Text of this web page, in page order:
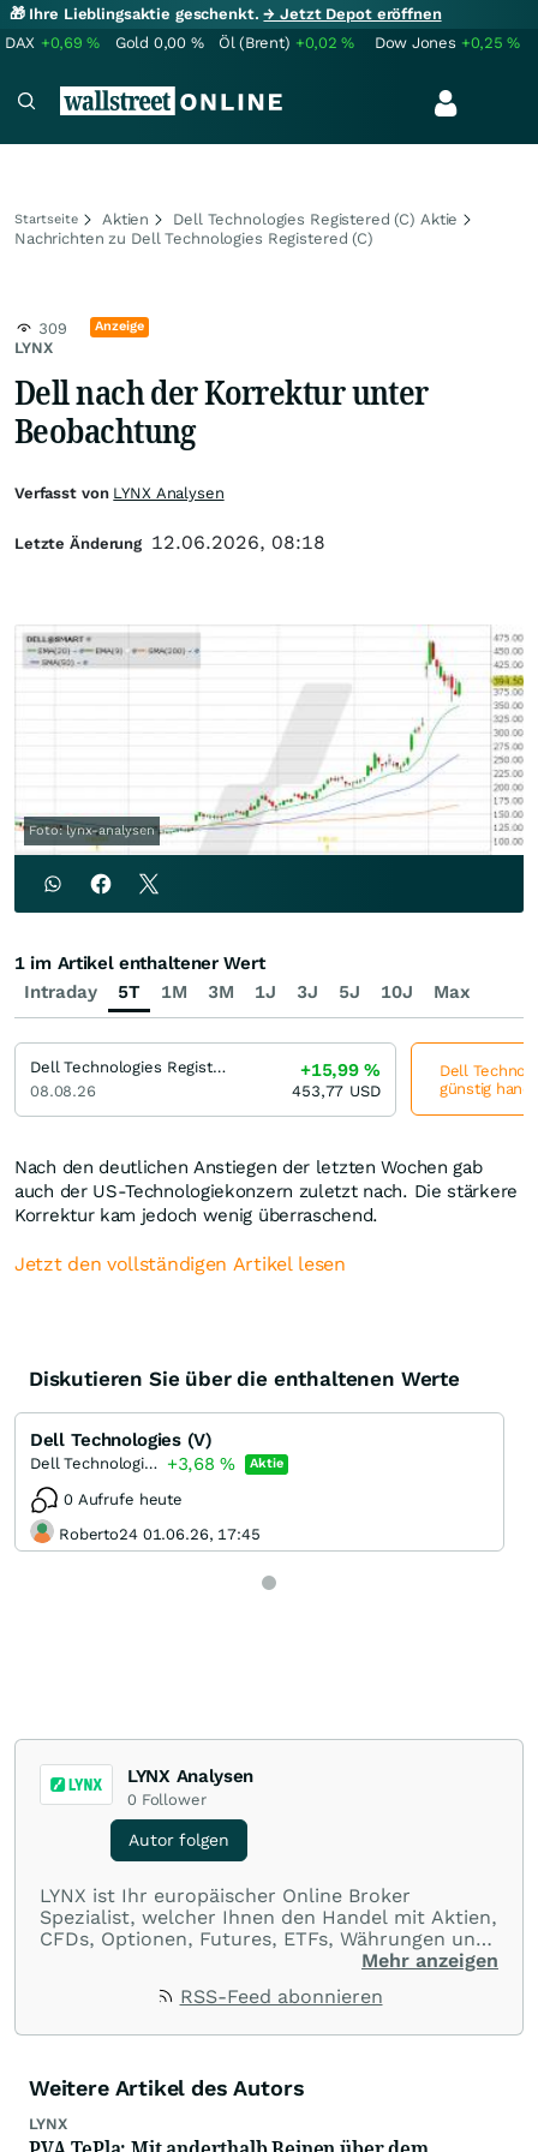
🎁 Ihre Lieblingsaktie geschenkt.→ Jetzt Depot eröffnen
DAX +0,69% Gold 0,00 % Öl (Brent) +0,02% Dow Jones +0,25%
Startseite Aktien
Dell Technologies Registered (C) Aktie
Nachrichten zu Dell Technologies Registered (C)
LYNX
309 Anzeige
Dell nach der Korrektur unter
Beobachtung
Foto: lynx-analysen
Nach den deutlichen Anstiegen der letzten Wochen gab
auch der US-Technologiekonzern zuletzt nach. Die stärkere
Korrektur kam jedoch wenig überraschend.
Jetzt den vollständigen Artikel lesen
Diskutieren Sie über die enthaltenen Werte
Dell Technologies (V)
Dell Technologies Registered (C) +3,68% Aktie
0 Aufrufe heute
Roberto24 01.06.26, 17:45
LYNX Analysen
0 Follower
Autor folgen
LYNX ist Ihr europäischer Online Broker
Spezialist, welcher Ihnen den Handel mit Aktien,
CFDs, Optionen, Futures, ETFs, Währungen und
Optionsscheinen aus einer Handelsplattform
Börsenplätzen in 20 Ländern und das zu
Mehr anzeigen
RSS-Feed abonnieren
Weitere Artikel des Autors
LYNX
Verfasst von LYNX Analysen
Letzte Änderung 12.06.2026, 08:18
Intraday 5T 1M 3M 1J 3J 5J 10J Max
1 im Artikel enthaltener Wert
Dell Technologies Registered (C)
08.08.26
+15,99%
453,77 USD
Dell
günstig